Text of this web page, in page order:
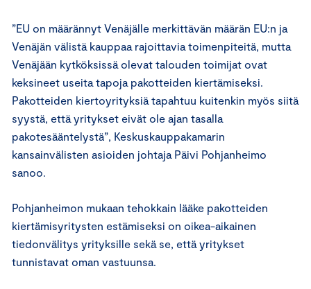
”EU on määrännyt Venäjälle merkittävän määrän EU:n ja
Venäjän välistä kauppaa rajoittavia toimenpiteitä, mutta
Venäjään kytköksissä olevat talouden toimijat ovat
keksineet useita tapoja pakotteiden kiertämiseksi.
Pakotteiden kiertoyrityksiä tapahtuu kuitenkin myös siitä
syystä, että yritykset eivät ole ajan tasalla
pakotesääntelystä”, Keskuskauppakamarin
kansainvälisten asioiden johtaja Päivi Pohjanheimo
sanoo.
Pohjanheimon mukaan tehokkain lääke pakotteiden
kiertämisyritysten estämiseksi on oikea-aikainen
tiedonvälitys yrityksille sekä se, että yritykset
tunnistavat oman vastuunsa.